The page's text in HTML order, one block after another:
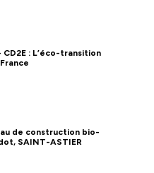
CD2E : L’éco-transition
de construction bio-
SAINT-ASTIER